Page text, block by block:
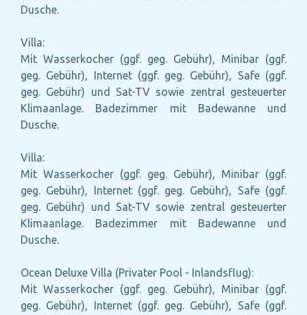
Dusche.
Villa:
Mit Wasserkocher (ggf. geg. Gebühr), Minibar (ggf.
geg. Gebühr), Internet (ggf. geg. Gebühr), Safe (ggf.
geg. Gebühr) und Sat-TV sowie zentral gesteuerter
Klimaanlage. Badezimmer mit Badewanne und
Dusche.
Villa:
Mit Wasserkocher (ggf. geg. Gebühr), Minibar (ggf.
geg. Gebühr), Internet (ggf. geg. Gebühr), Safe (ggf.
geg. Gebühr) und Sat-TV sowie zentral gesteuerter
Klimaanlage. Badezimmer mit Badewanne und
Dusche.
Ocean Deluxe Villa (Privater Pool - Inlandsflug):
Mit Wasserkocher (ggf. geg. Gebühr), Minibar (ggf.
geg. Gebühr), Internet (ggf. geg. Gebühr), Safe (ggf.